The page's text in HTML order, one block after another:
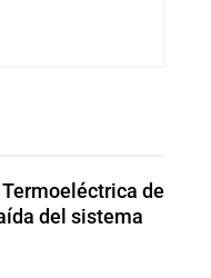
de
del sistema